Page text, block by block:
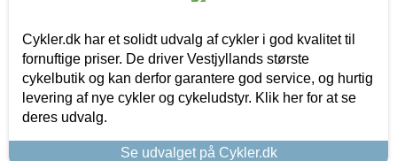
Cykler.dk har et solidt udvalg af cykler i god kvalitet til
fornuftige priser. De driver Vestjyllands største
cykelbutik og kan derfor garantere god service, og hurtig
levering af nye cykler og cykeludstyr. Klik her for at se
deres udvalg.
Se udvalget på Cykler.dk